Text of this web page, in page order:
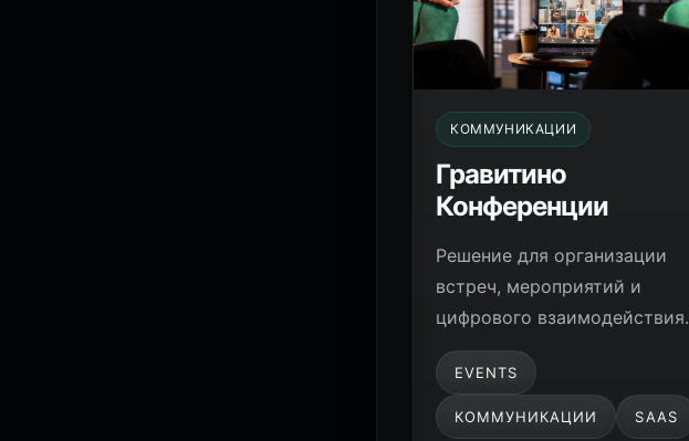
КОММУНИКАЦИИ
Гравитино
Конференции
Решение для организации
встреч, мероприятий и
цифрового взаимодействия.
EVENTS
КОММУНИКАЦИИ SAAS